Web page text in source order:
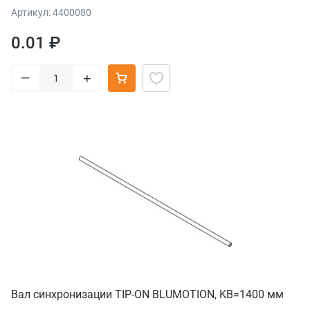
Артикул: 4400080
0.01 ₽
– +
Вал синхронизации TIP-ON BLUMOTION, KB=1400 мм